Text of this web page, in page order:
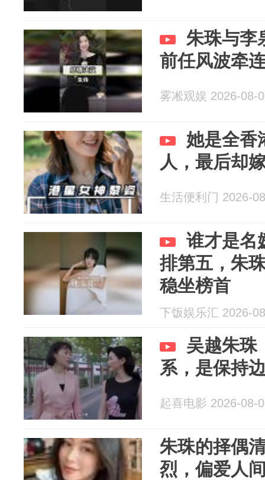
朱珠与李
前任风波牵
雾凇观娱 2026-08-
她是全香
人，最后却
生活便利门 2026-
谁才是名
排第五，朱
稳坐榜首
下饭娱乐汇 2026-
吴越朱珠
系，是保持
起喜电影 2026-08-
朱珠的择偶
烈，偏爱人